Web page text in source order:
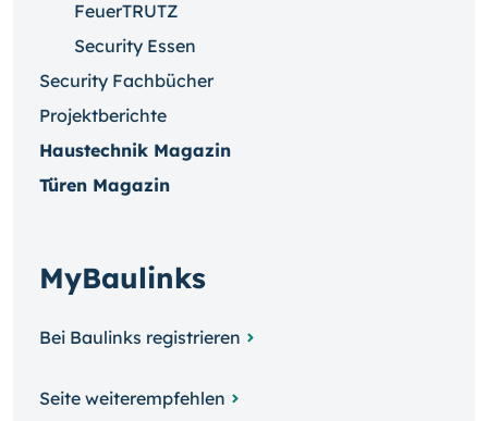
FeuerTRUTZ
Security Essen
Security Fachbücher
Projektberichte
Haustechnik Magazin
Türen Magazin
MyBaulinks
Bei Baulinks registrieren
Seite weiterempfehlen